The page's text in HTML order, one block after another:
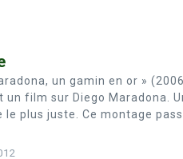
un gamin en or »
film sur Diego Maradona.
plus juste. Ce montage